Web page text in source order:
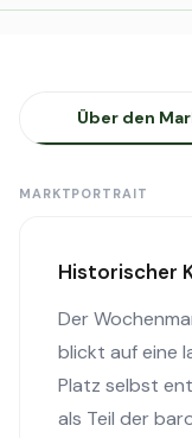
Über den
MARKTPORTRAIT
Historischer
Der
blickt auf eine
Platz selbst
als Teil der